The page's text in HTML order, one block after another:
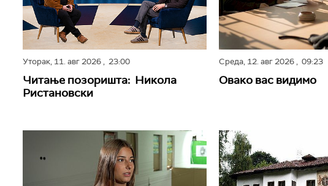
Уторак, 11. авг 2026, 23:00
Читање позоришта: Никола
Ристановски
Среда, 12. авг 2026, 09:23
Овако вас видимо